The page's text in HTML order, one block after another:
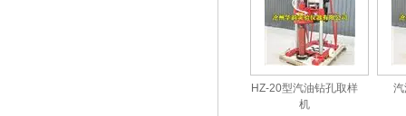
HZ-20型汽油钻孔取样
机